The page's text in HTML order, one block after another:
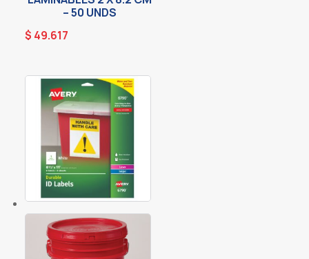
– 50 UNDS
$ 49.617